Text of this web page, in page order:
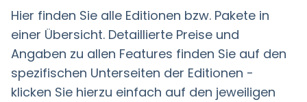
Hier finden Sie alle Editionen bzw. Pakete in
einer Übersicht. Detaillierte Preise und
Angaben zu allen Features finden Sie auf den
spezifischen Unterseiten der Editionen -
klicken Sie hierzu einfach auf den jeweiligen